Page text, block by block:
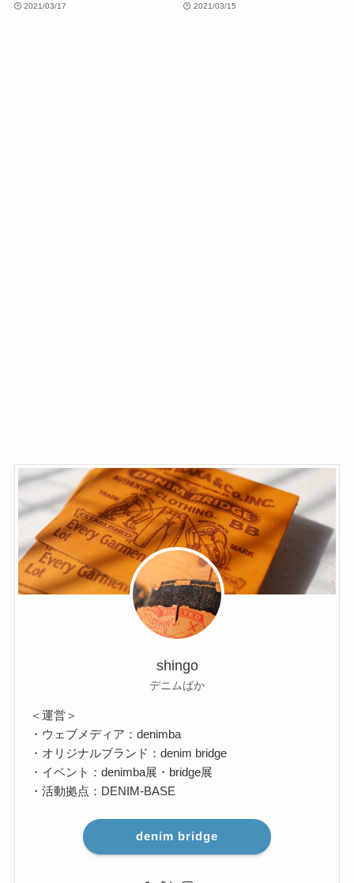
2021/03/17 2021/03/15
shingo
デニムばか
＜運営＞
・ウェブメディア：denimba
・オリジナルブランド：denim bridge
・イベント：denimba展・bridge展
・活動拠点：DENIM-BASE
denim bridge